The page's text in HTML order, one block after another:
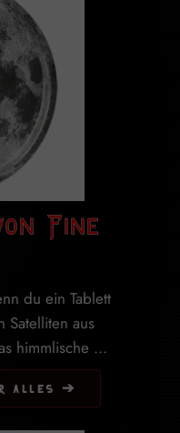
Fine
du ein Tablett
Satelliten aus
himmlische ...
alles ➔